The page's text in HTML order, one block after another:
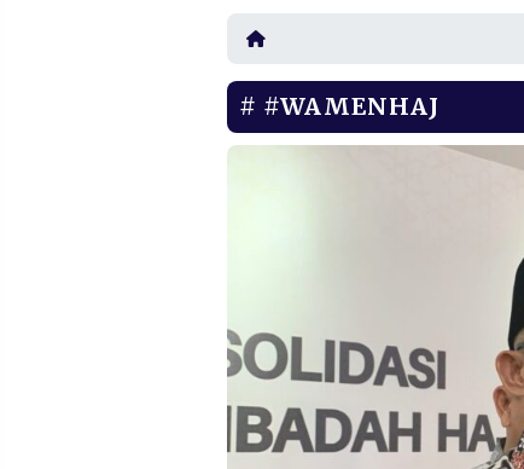
PERSONA
NASIONAL
WARGA
#WAMENHAJ